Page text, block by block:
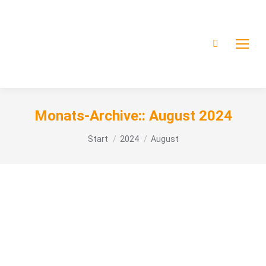
Monats-Archive:: August 2024
Sie befinden sich hier:
Start 2024 August